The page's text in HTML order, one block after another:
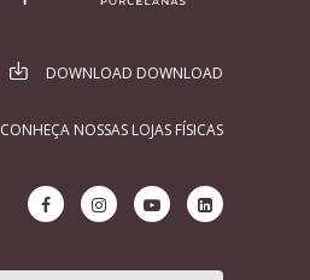
DOWNLOAD DOWNLOAD
CONHEÇA NOSSAS LOJAS FÍSICAS